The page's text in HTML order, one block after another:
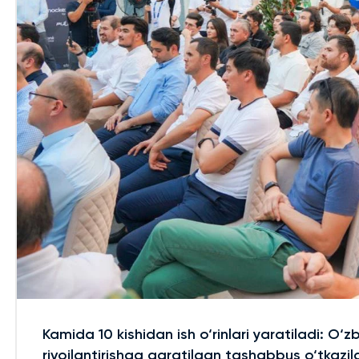
Kamida 10 kishidan ish o‘rinlari yaratiladi:
rivojlantirishga qaratilgan tashabbus